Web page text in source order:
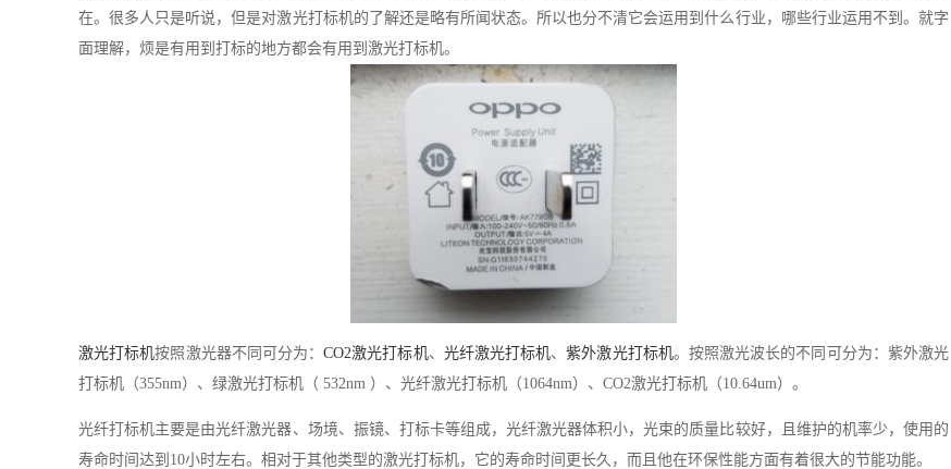
在。很多人只是听说，但是对激光打标机的了解还是略有所闻状态。所以也分不清它会运用到什么行业，哪些行业运用不到。就字
面理解，烦是有用到打标的地方都会有用到激光打标机。
激光打标机按照激光器不同可分为：CO2激光打标机、 光纤激光打标机、紫外激光打标机。按照激光波长的不同可分为：紫外激光
打标机（355nm）、绿激光打标机（ 532nm ）、光纤激光打标机（1064nm）、CO2激光打标机（10.64um）。
光纤打标机主要是由光纤激光器、场境、振镜、打标卡等组成，光纤激光器体积小，光束的质量比较好，且维护的机率少，使用的
寿命时间达到10小时左右。相对于其他类型的激光打标机，它的寿命时间更长久，而且他在环保性能方面有着很大的节能功能。